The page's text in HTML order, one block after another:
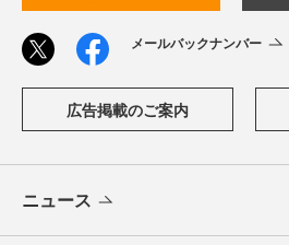
メールバックナンバー
広告掲載のご案内
ニュース